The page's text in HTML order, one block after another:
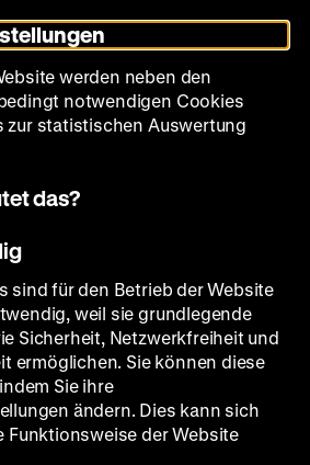
2024, 20.00 Uhr
werden neben den
notwendigen Cookies
zur statistischen Auswertung
das?
sind für den Betrieb der Website
weil sie grundlegende
Sicherheit, Netzwerkfreiheit und
ermöglichen. Sie können diese
Sie ihre
ändern. Dies kann sich
Funktionsweise der Website